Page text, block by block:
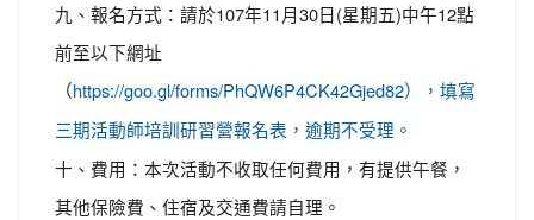
九、報名方式：請於107年11月30日(星期五)中午12點
前至以下網址
（ https://goo.gl/forms/PhQW6P4CK42Gjed82），填寫
三期活動師培訓研習營報名表，逾期不受理。
十、費用：本次活動不收取任何費用，有提供午餐，
其他保險費、住宿及交通費請自理。